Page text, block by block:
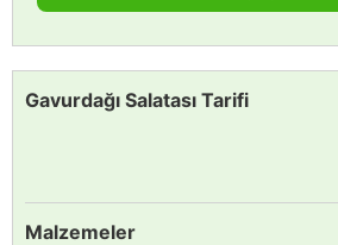
Gavurdağı Salatası Tarifi
Malzemeler